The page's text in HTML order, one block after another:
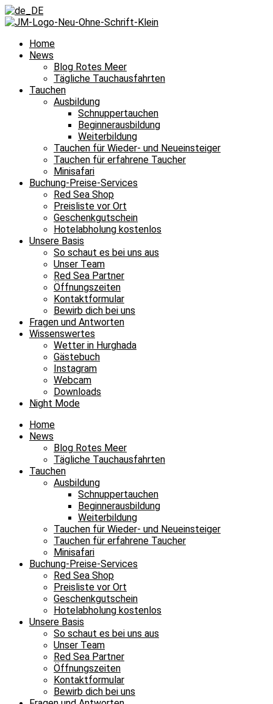
Home
News
Blog Rotes Meer
Tägliche Tauchausfahrten
Tauchen
Ausbildung
Schnuppertauchen
Beginnerausbildung
Weiterbildung
Tauchen für Wieder- und Neueinsteiger
Tauchen für erfahrene Taucher
Minisafari
Buchung-Preise-Services
Red Sea Shop
Preisliste vor Ort
Geschenkgutschein
Hotelabholung kostenlos
Unsere Basis
So schaut es bei uns aus
Unser Team
Red Sea Partner
Öffnungszeiten
Kontaktformular
Bewirb dich bei uns
Fragen und Antworten
Wissenswertes
Wetter in Hurghada
Gästebuch
Instagram
Webcam
Downloads
Night Mode
Home
News
Blog Rotes Meer
Tägliche Tauchausfahrten
Tauchen
Ausbildung
Schnuppertauchen
Beginnerausbildung
Weiterbildung
Tauchen für Wieder- und Neueinsteiger
Tauchen für erfahrene Taucher
Minisafari
Buchung-Preise-Services
Red Sea Shop
Preisliste vor Ort
Geschenkgutschein
Hotelabholung kostenlos
Unsere Basis
So schaut es bei uns aus
Unser Team
Red Sea Partner
Öffnungszeiten
Kontaktformular
Bewirb dich bei uns